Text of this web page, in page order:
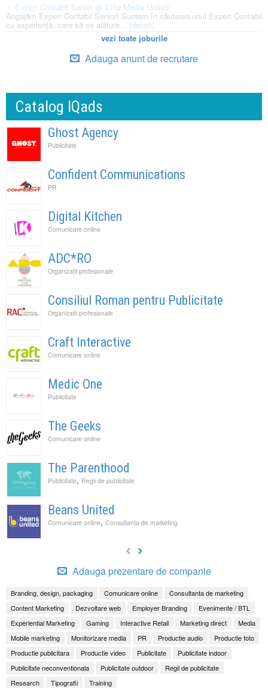
Expert Contabil Senior @ Elite Media United
Angajăm Expert Contabil Senior! Suntem în căutarea unui Expert Contabil
cu experiență, care să se alăture... [detalii]
vezi toate joburile
Adauga anunt de recrutare
Catalog IQads
Ghost Agency
Publicitate
Confident Communications
PR
Digital Kitchen
Comunicare online
ADC*RO
Organizatii profesionale
Consiliul Roman pentru Publicitate
Organizatii profesionale
Craft Interactive
Comunicare online
Medic One
Publicitate
The Geeks
Comunicare online
The Parenthood
Publicitate, Regii de publicitate
Beans United
Comunicare online, Consultanta de marketing
Adauga prezentare de companie
Branding, design, packaging Comunicare online
Consultanta de marketing
Content Marketing
Dezvoltare web Employer Branding
Evenimente / BTL
Experiential Marketing
Gaming Interactive Retail Marketing direct
Media
Mobile marketing
Monitorizare media PR Productie audio
Productie foto
Productie publicitara
Productie video Publicitate
Publicitate indoor
Publicitate neconventionala
Publicitate outdoor
Regii de publicitate
Research
Tipografii Training